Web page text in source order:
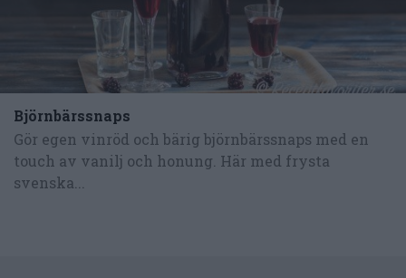
Björnbärssnaps
Gör egen vinröd och bärig björnbärssnaps med en
touch av vanilj och honung. Här med frysta
svenska...